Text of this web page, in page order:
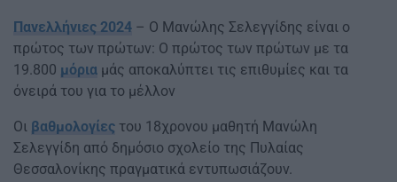
Πανελλήνιες 2024 – Ο Μανώλης Σελεγγίδης είναι ο
πρώτος των πρώτων: Ο πρώτος των πρώτων με τα
19.800 μόρια μάς αποκαλύπτει τις επιθυμίες και τα
όνειρά του για το μέλλον
Οι βαθμολογίες του 18χρονου μαθητή Μανώλη
Σελεγγίδη από δημόσιο σχολείο της Πυλαίας
Θεσσαλονίκης πραγματικά εντυπωσιάζουν.